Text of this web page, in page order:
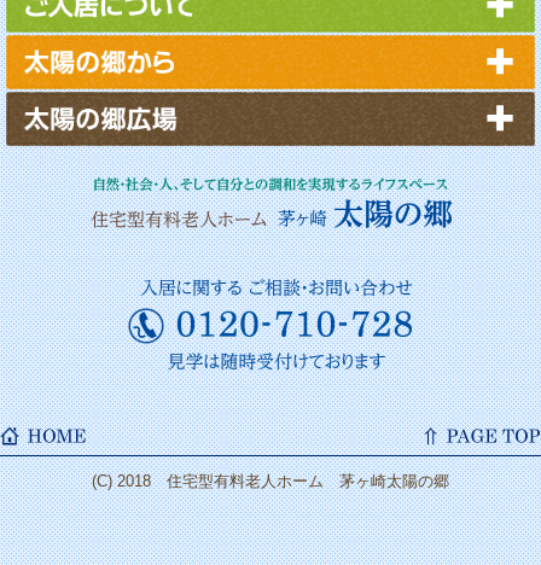
2025年4月
2025年3月
2025年2月
2025年1月
2024年12月
2024年11月
2024年10月
2024年9月
2024年8月
2024年7月
2024年6月
2024年5月
2024年4月
2024年3月
2024年2月
(C) 2018 住宅型有料老人ホーム 茅ヶ崎太陽の郷